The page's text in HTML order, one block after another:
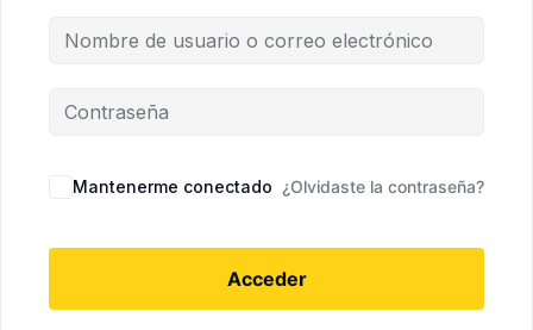
Mantenerme conectado ¿Olvidaste la contraseña?
Acceder